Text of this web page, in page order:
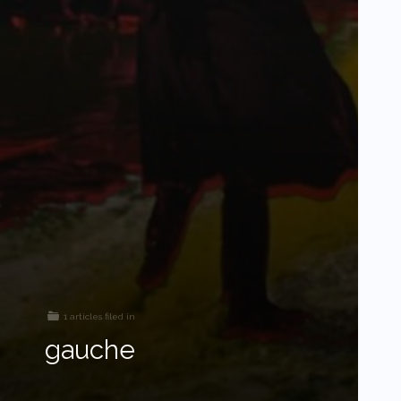
1 articles filed in
gauche